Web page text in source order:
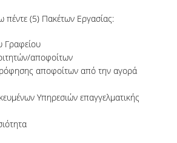
πέντε (5) Πακέτων Εργασίας:
Γραφείου
αποφοίτων
αποφοίτων από την αγορά
Υπηρεσιών επαγγελματικής